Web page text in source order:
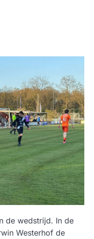
de wedstrijd. In de
Westerhof de